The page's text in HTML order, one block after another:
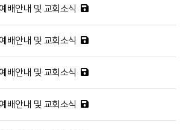
배안내 및 교회소식
배안내 및 교회소식
배안내 및 교회소식
배안내 및 교회소식